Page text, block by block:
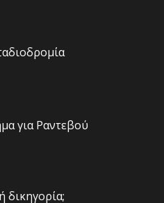
για Ραντεβού
δικηγορία;